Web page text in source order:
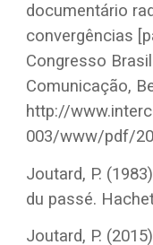
documentário
convergências
Congresso
Comunicação,
http://
003/www/pdf/
Joutard, P.
du passé.
Joutard, P.